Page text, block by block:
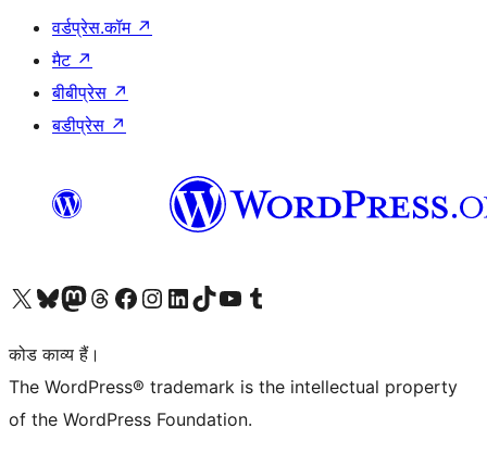
वर्डप्रेस.कॉम ↗
मैट ↗
बीबीप्रेस ↗
बडीप्रेस ↗
Visit our X (formerly Twitter) account
हमारे बलुस्की खाते पर जाएँVisit our Mastodon account
हमारे थ्रेड्स अकाउंट पर जाएंहमारे फेसबुक पेज पर जाएँहमारे इंस्टाग्राम अकाउंट पर जाएंहमारे लिंक्डइन खाते पर जाएँहमारे टिकटॉक खाते पर जाएँहमारे यूट्यूब चैनल पर जाएंहमारे Tumblr खाते पर जाएँ
कोड काव्य हैं।
The WordPress® trademark is the intellectual property
of the WordPress Foundation.